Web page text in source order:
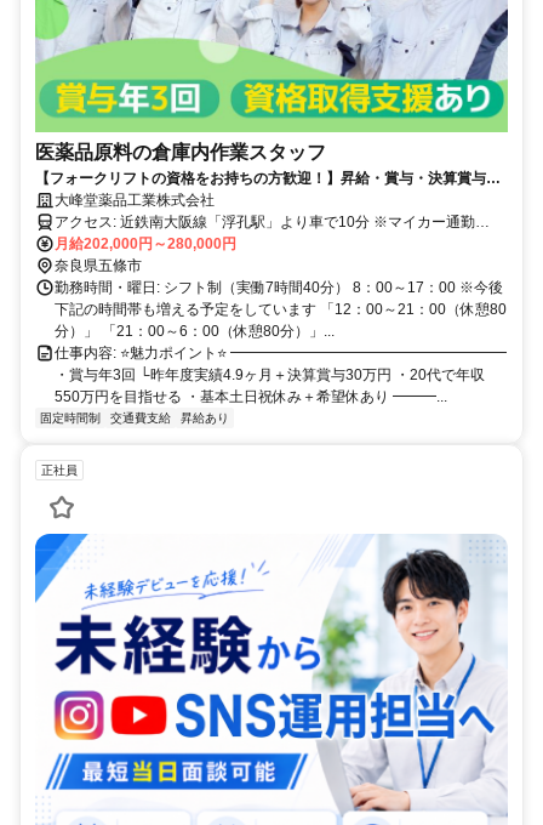
医薬品原料の倉庫内作業スタッフ
【フォークリフトの資格をお持ちの方歓迎！】昇給・賞与・決算賞与あ
り◎残業少なめでプライベートも充実できる！
大峰堂薬品工業株式会社
アクセス: 近鉄南大阪線「浮孔駅」より車で10分 ※マイカー通勤
OK、駐車場完備！
月給202,000円～280,000円
奈良県五條市
勤務時間・曜日: シフト制（実働7時間40分） 8：00～17：00 ※今後
下記の時間帯も増える予定をしています 「12：00～21：00（休憩80
分）」 「21：00～6：00（休憩80分）」...
仕事内容: ⭐魅力ポイント⭐ ━━━━━━━━━━━━━━━━━━━
・賞与年3回 └昨年度実績4.9ヶ月＋決算賞与30万円 ・20代で年収
550万円を目指せる ・基本土日祝休み＋希望休あり ━━━...
固定時間制 交通費支給 昇給あり
正社員